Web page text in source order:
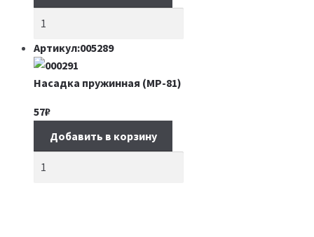
Артикул:005289
Насадка пружинная (MP-81)
57₽
Добавить в корзину